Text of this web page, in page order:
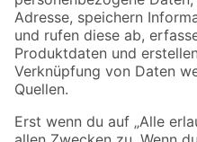
Zahlungsarten
Sicher einkaufen